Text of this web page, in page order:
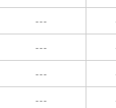
---
---
---
---